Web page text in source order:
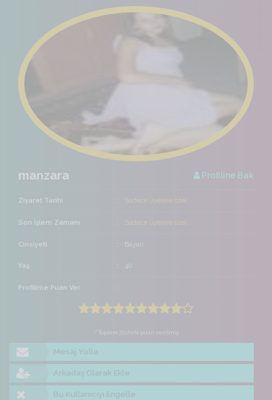
manzara Profiline Bak
Ziyaret Tarihi Sadece üyelere özel
Son İşlem Zamanı Sadece üyelere özel
Cinsiyeti Bayan
Yaş 40
Profilime Puan Ver
/ Toplam 70 defa puan verilmiş
Mesaj Yolla
Arkadaş Olarak Ekle
Bu Kullanıcıyı Engelle